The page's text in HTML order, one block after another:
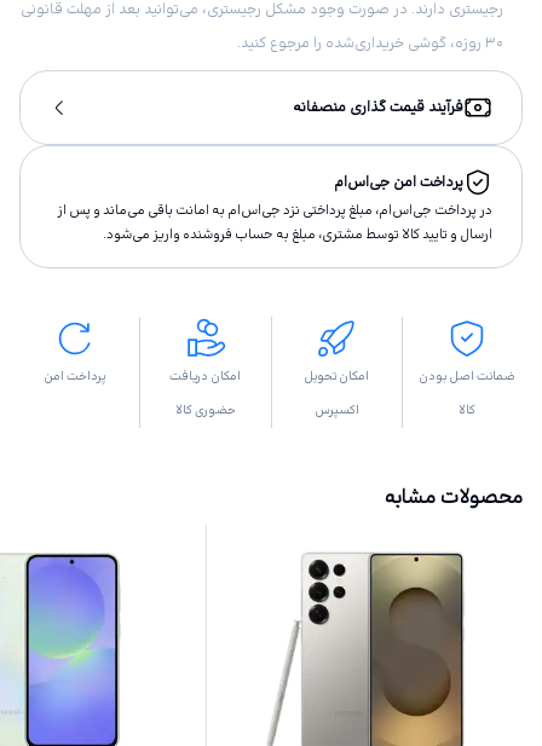
رجیستری دارند. در صورت وجود مشکل رجیستری، می‌توانید بعد از مهلت قانونی
۳۰ روزه، گوشی خریداری‌شده را مرجوع کنید.
فرآیند قیمت گذاری منصفانه
پرداخت امن جی‌اس‌ام
در پرداخت جی‌اس‌ام، مبلغ پرداختى نزد جی‌اس‌ام به امانت باقى مى‌ماند و پس از
ارسال و تاييد كالا توسط مشتری، مبلغ به حساب فروشنده واريز مى‌شود.
ضمانت اصل بودن
کالا
امکان تحویل
اکسپرس
امکان دریافت
حضوری کالا
پرداخت امن
محصولات مشابه